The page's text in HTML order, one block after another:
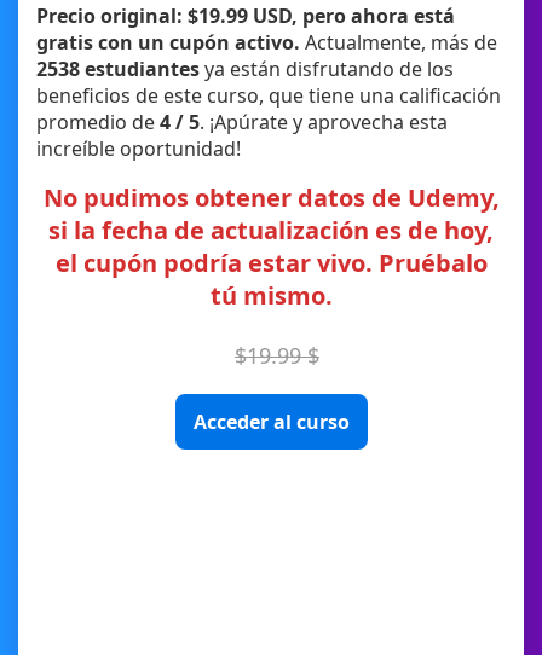
Precio original: $19.99 USD, pero ahora está
gratis con un cupón activo. Actualmente, más de
2538 estudiantesya están disfrutando de los
beneficios de este curso, que tiene una calificación
promedio de4 / 5. ¡Apúrate y aprovecha esta
increíble oportunidad!
No pudimos obtener datos de Udemy,
si la fecha de actualización es de hoy,
el cupón podría estar vivo. Pruébalo
tú mismo.
$19.99 $
Acceder al curso